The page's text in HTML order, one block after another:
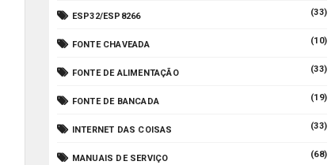
ESP32/ESP8266 (33)
FONTE CHAVEADA (10)
FONTE DE ALIMENTAÇÃO (33)
FONTE DE BANCADA (19)
INTERNET DAS COISAS (33)
MANUAIS DE SERVIÇO (68)